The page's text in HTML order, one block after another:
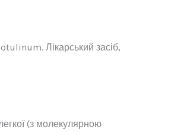
Лікарський засіб,
(з молекулярною